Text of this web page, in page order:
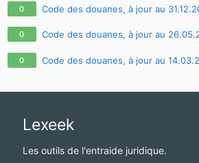
0 Code des douanes, à jour au
0 Code des douanes, à jour au
0 Code des douanes, à jour au
Lexeek
Les outils de l'entraide juridique.